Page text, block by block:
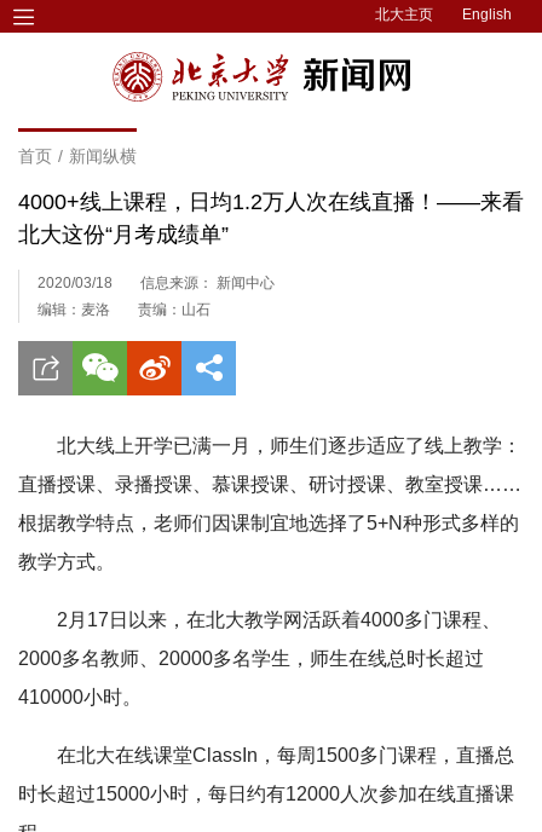
北大主页 English
首页 / 新闻纵横
4000+线上课程，日均1.2万人次在线直播！——来看
北大这份“月考成绩单”
2020/03/18
信息来源： 新闻中心
编辑：麦洛
责编：山石
北大线上开学已满一月，师生们逐步适应了线上教学：
直播授课、录播授课、慕课授课、研讨授课、教室授课……
根据教学特点，老师们因课制宜地选择了5+N种形式多样的
教学方式。
2月17日以来，在北大教学网活跃着4000多门课程、
2000多名教师、20000多名学生，师生在线总时长超过
410000小时。
在北大在线课堂ClassIn，每周1500多门课程，直播总
时长超过15000小时，每日约有12000人次参加在线直播课